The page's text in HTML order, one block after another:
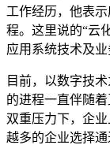
工作经历，他表
程。这里说的“云
应用系统技术及业
目前，以数字技
的进程一直伴随
双重压力下，企
越多的企业选择通